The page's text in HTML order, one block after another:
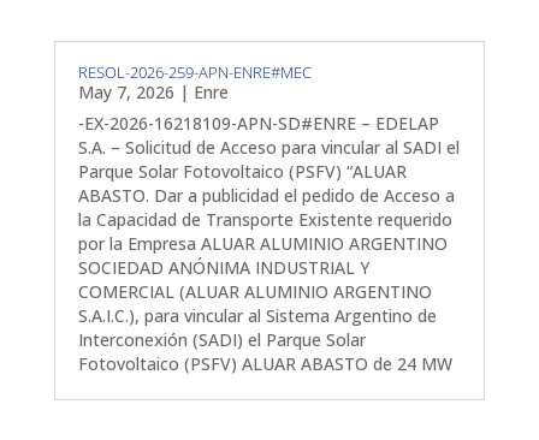
RESOL-2026-259-APN-ENRE#MEC
May 7, 2026 | Enre
-EX-2026-16218109-APN-SD#ENRE – EDELAP
S.A. – Solicitud de Acceso para vincular al SADI el
Parque Solar Fotovoltaico (PSFV) “ALUAR
ABASTO. Dar a publicidad el pedido de Acceso a
la Capacidad de Transporte Existente requerido
por la Empresa ALUAR ALUMINIO ARGENTINO
SOCIEDAD ANÓNIMA INDUSTRIAL Y
COMERCIAL (ALUAR ALUMINIO ARGENTINO
S.A.I.C.), para vincular al Sistema Argentino de
Interconexión (SADI) el Parque Solar
Fotovoltaico (PSFV) ALUAR ABASTO de 24 MW